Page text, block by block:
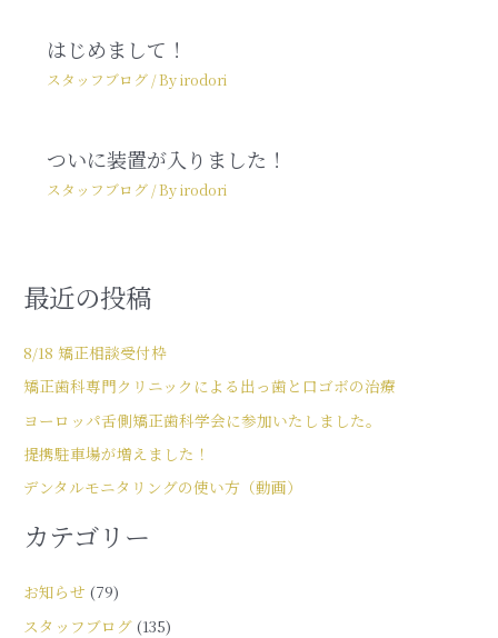
はじめまして！
スタッフブログ/ Byirodori
ついに装置が入りました！
スタッフブログ/ Byirodori
最近の投稿
8/18 矯正相談受付枠
矯正歯科専門クリニックによる出っ歯と口ゴボの治療
ヨーロッパ舌側矯正歯科学会に参加いたしました。
提携駐車場が増えました！
デンタルモニタリングの使い方（動画）
カテゴリー
お知らせ (79)
スタッフブログ (135)